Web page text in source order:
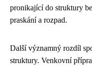
pronikající do struktury
praskání a rozpad.
Další významný rozdíl
struktury. Venkovní